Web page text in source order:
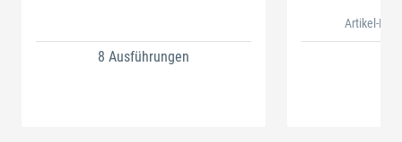
8 Ausführungen
Artikel-Nr.